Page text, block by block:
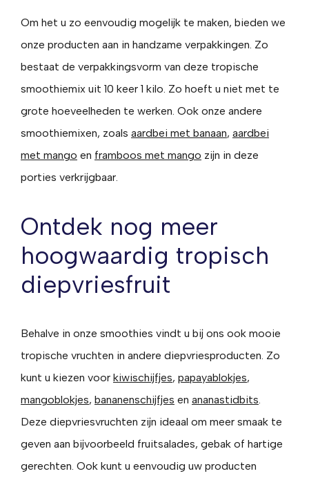
Om het u zo eenvoudig mogelijk te maken, bieden we
onze producten aan in handzame verpakkingen. Zo
bestaat de verpakkingsvorm van deze tropische
smoothiemix uit 10 keer 1 kilo. Zo hoeft u niet met te
grote hoeveelheden te werken. Ook onze andere
smoothiemixen, zoals aardbei met banaan, aardbei
met mango en framboos met mango zijn in deze
porties verkrijgbaar.
Ontdek nog meer
hoogwaardig tropisch
diepvriesfruit
Behalve in onze smoothies vindt u bij ons ook mooie
tropische vruchten in andere diepvriesproducten. Zo
kunt u kiezen voor kiwischijfjes, papayablokjes,
mangoblokjes, bananenschijfjes en ananastidbits
Deze diepvriesvruchten zijn ideaal om meer smaak te
geven aan bijvoorbeeld fruitsalades, gebak of hartige
gerechten. Ook kunt u eenvoudig uw producten